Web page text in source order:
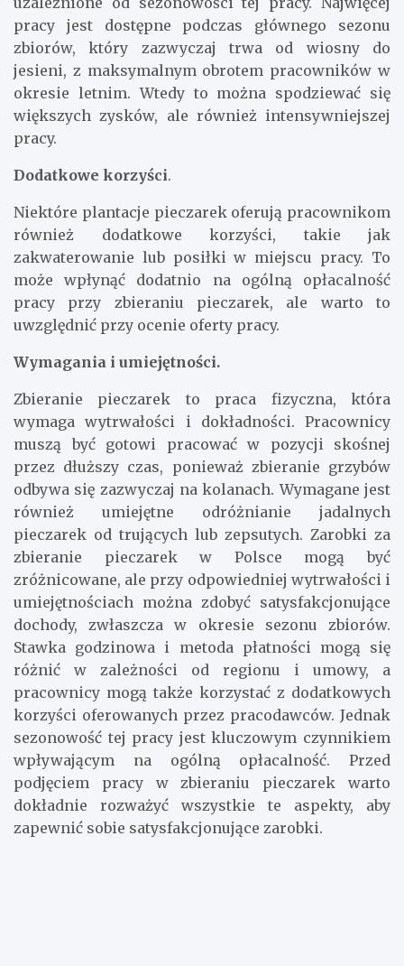
pracy jest dostępne podczas głównego sezonu
zbiorów, który zazwyczaj trwa od wiosny do
jesieni, z maksymalnym obrotem pracowników w
okresie letnim. Wtedy to można spodziewać się
większych zysków, ale również intensywniejszej
pracy.
Dodatkowe korzyści.
Niektóre plantacje pieczarek oferują pracownikom
również dodatkowe korzyści, takie jak
zakwaterowanie lub posiłki w miejscu pracy. To
może wpłynąć dodatnio na ogólną opłacalność
pracy przy zbieraniu pieczarek, ale warto to
uwzględnić przy ocenie oferty pracy.
Wymagania i umiejętności.
Zbieranie pieczarek to praca fizyczna, która
wymaga wytrwałości i dokładności. Pracownicy
muszą być gotowi pracować w pozycji skośnej
przez dłuższy czas, ponieważ zbieranie grzybów
odbywa się zazwyczaj na kolanach. Wymagane jest
również umiejętne odróżnianie jadalnych
pieczarek od trujących lub zepsutych. Zarobki za
zbieranie pieczarek w Polsce mogą być
zróżnicowane, ale przy odpowiedniej wytrwałości i
umiejętnościach można zdobyć satysfakcjonujące
dochody, zwłaszcza w okresie sezonu zbiorów.
Stawka godzinowa i metoda płatności mogą się
różnić w zależności od regionu i umowy, a
pracownicy mogą także korzystać z dodatkowych
korzyści oferowanych przez pracodawców. Jednak
sezonowość tej pracy jest kluczowym czynnikiem
wpływającym na ogólną opłacalność. Przed
podjęciem pracy w zbieraniu pieczarek warto
dokładnie rozważyć wszystkie te aspekty, aby
zapewnić sobie satysfakcjonujące zarobki.